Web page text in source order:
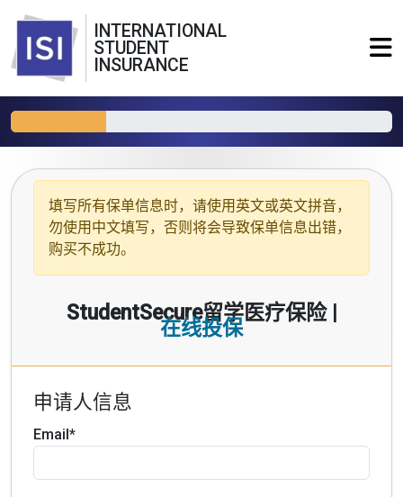
INTERNATIONAL
STUDENT
INSURANCE
填写所有保单信息时，请使用 英文或英文拼音，
勿使用中文填写，否则将会导致保单信息出错，
购买不成功。
StudentSecure留学医疗保险 |
在线投保
申请人信息
Email*